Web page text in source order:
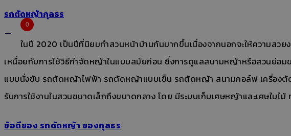
0
รถตัดหญ้ากุลธร
ในปี 2020 เป็นปีที่นิยมทำสวนหน้าบ้านกันมากขึ้นเนื่องจากนอกจะให้ความสว
เหนื่อยกับการใช้วิธีกำจัดหญ้าในแบบสมัยก่อน ซึ่งการดูแลสนามหญ้าหรือสวนย่
แบบนั่งขับ รถตัดหญ้าไฟฟ้า รถตัดหญ้าแบบเข็น รถตัดหญ้า สนามกอล์ฟ เครื่องตั
รับการใช้งานในสวนขนาดเล็กถึงขนาดกลาง โดย มีระบบเก็บเศษหญ้าและเศษใบ
ข้อดีของ รถตัดหญ้า ของกุลธร